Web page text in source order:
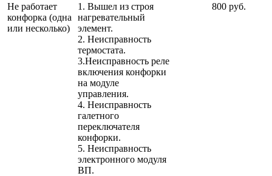
Не работает
конфорка (одна
или несколько)
1. Вышел из строя
нагревательный
элемент.
2. Неисправность
термостата.
3.Неисправность реле
включения конфорки
на модуле
управления.
4. Неисправность
галетного
переключателя
конфорки.
5. Неисправность
электронного модуля
ВП.
800 руб.